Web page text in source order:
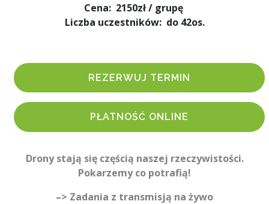
Cena: 2150zł / grupę
Liczba uczestników: do 42os.
REZERWUJ TERMIN
PŁATNOŚĆ ONLINE
Drony stają się częścią naszej rzeczywistości.
Pokarzemy co potrafią!
–> Zadania z transmisją na żywo